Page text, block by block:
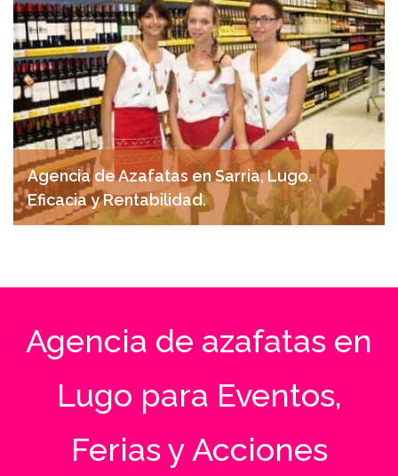
Agencia de Azafatas en Sarria, Lugo.
Eficacia y Rentabilidad.
Agencia de azafatas en
Lugo para Eventos,
Ferias y Acciones